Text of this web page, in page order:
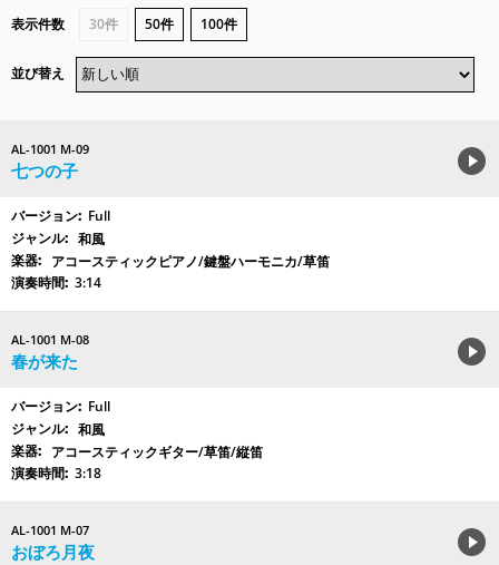
表示件数 30件 50件 100件
並び替え
AL-1001 M-09
七つの子
Full
和風
アコースティックピアノ/鍵盤ハーモニカ/草笛
3:14
AL-1001 M-08
春が来た
Full
和風
アコースティックギター/草笛/縦笛
3:18
AL-1001 M-07
おぼろ月夜